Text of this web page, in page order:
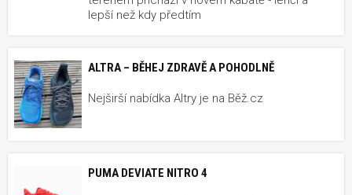
lepší než kdy předtím
ALTRA – BĚHEJ ZDRAVĚ A POHODLNĚ
Nejširší nabídka Altry je na Běž.cz
PUMA DEVIATE NITRO 4